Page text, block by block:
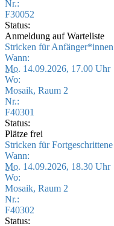
Nr.:
F30052
Status:
Anmeldung auf Warteliste
Stricken für Anfänger*innen
Wann:
Mo. 14.09.2026, 17.00 Uhr
Wo:
Mosaik, Raum 2
Nr.:
F40301
Status:
Plätze frei
Stricken für Fortgeschrittene
Wann:
Mo. 14.09.2026, 18.30 Uhr
Wo:
Mosaik, Raum 2
Nr.:
F40302
Status: